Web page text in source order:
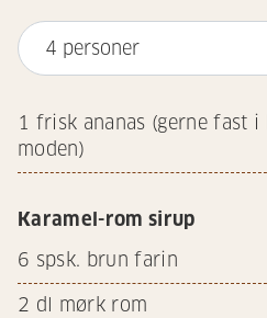
1 frisk ananas (gerne fast
moden)
Karamel-rom sirup
6 spsk. brun farin
2 dl mørk rom